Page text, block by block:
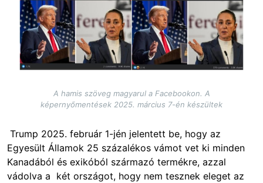
A hamis szöveg magyarul a Facebookon. A
képernyőmentések 2025. március 7-én készültek
Trump 2025. február 1-jén jelentett be, hogy az
Egyesült Államok 25 százalékos vámot vet ki minden
Kanadából és exikóból származó termékre, azzal
vádolva a két országot, hogy nem tesznek eleget az